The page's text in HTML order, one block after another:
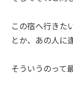
この宿へ行きた
とか、あの人に
そういうのって